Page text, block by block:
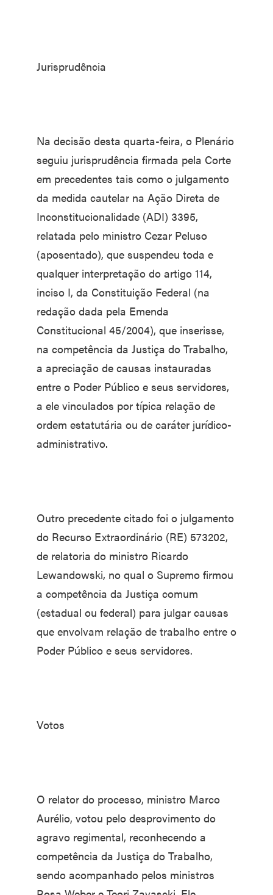
Jurisprudência
Na decisão desta quarta-feira, o Plenário
seguiu jurisprudência firmada pela Corte
em precedentes tais como o julgamento
da medida cautelar na Ação Direta de
Inconstitucionalidade (ADI) 3395,
relatada pelo ministro Cezar Peluso
(aposentado), que suspendeu toda e
qualquer interpretação do artigo 114,
inciso I, da Constituição Federal (na
redação dada pela Emenda
Constitucional 45/2004), que inserisse,
na competência da Justiça do Trabalho,
a apreciação de causas instauradas
entre o Poder Público e seus servidores,
a ele vinculados por típica relação de
ordem estatutária ou de caráter jurídico-
administrativo.
Outro precedente citado foi o julgamento
do Recurso Extraordinário (RE) 573202,
de relatoria do ministro Ricardo
Lewandowski, no qual o Supremo firmou
a competência da Justiça comum
(estadual ou federal) para julgar causas
que envolvam relação de trabalho entre o
Poder Público e seus servidores.
Votos
O relator do processo, ministro Marco
Aurélio, votou pelo desprovimento do
agravo regimental, reconhecendo a
competência da Justiça do Trabalho,
sendo acompanhado pelos ministros